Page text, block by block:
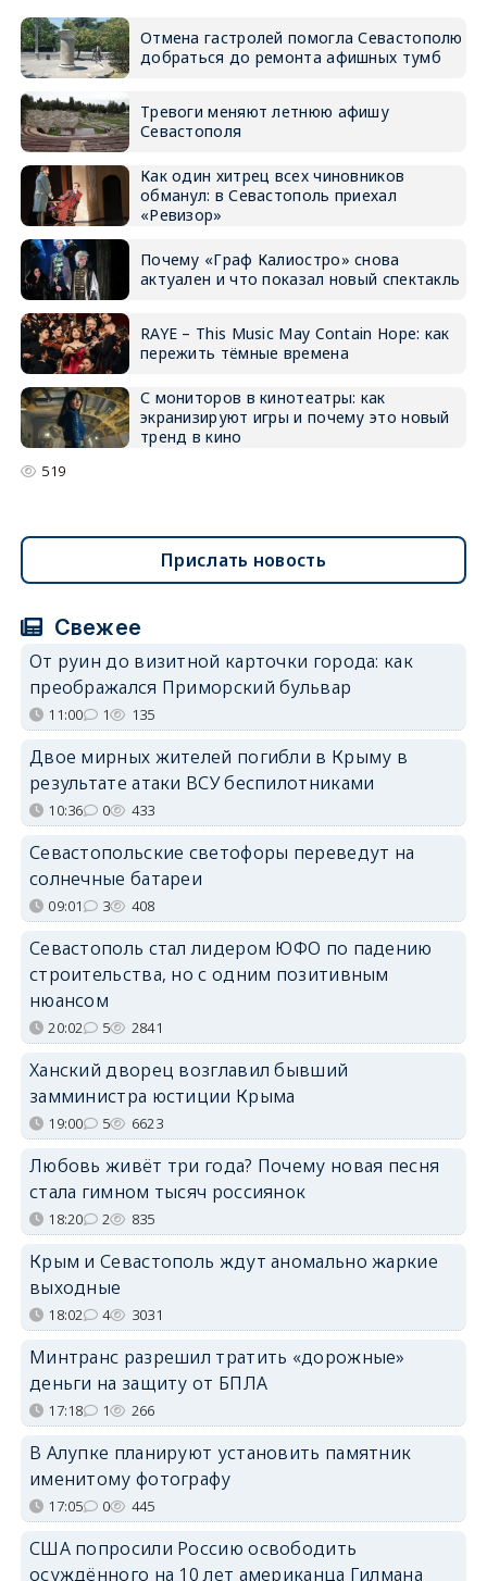
Отмена гастролей помогла Севастополю
добраться до ремонта афишных тумб
Тревоги меняют летнюю афишу
Севастополя
Как один хитрец всех чиновников
обманул: в Севастополь приехал
«Ревизор»
Почему «Граф Калиостро» снова
актуален и что показал новый спектакль
RAYE – This Music May Contain Hope: как
пережить тёмные времена
С мониторов в кинотеатры: как
экранизируют игры и почему это новый
тренд в кино
519
Прислать новость
Свежее
От руин до визитной карточки города: как
преображался Приморский бульвар
11:00 1 135
Двое мирных жителей погибли в Крыму в
результате атаки ВСУ беспилотниками
10:36 0 433
Севастопольские светофоры переведут на
солнечные батареи
09:01 3 408
Севастополь стал лидером ЮФО по падению
строительства, но с одним позитивным
нюансом
20:02 5 2841
Ханский дворец возглавил бывший
замминистра юстиции Крыма
19:00 5 6623
Любовь живёт три года? Почему новая песня
стала гимном тысяч россиянок
18:20 2 835
Крым и Севастополь ждут аномально жаркие
выходные
18:02 4 3031
Минтранс разрешил тратить «дорожные»
деньги на защиту от БПЛА
17:18 1 266
В Алупке планируют установить памятник
именитому фотографу
17:05 0 445
США попросили Россию освободить
осуждённого на 10 лет американца Гилмана